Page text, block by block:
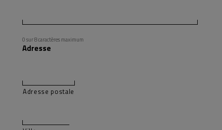
0 sur 8 caractères maximum
Adresse
Adresse postale